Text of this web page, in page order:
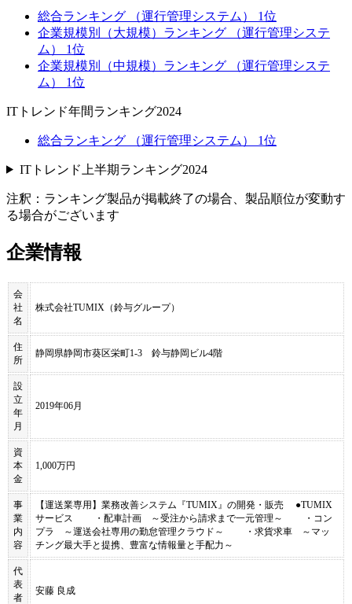
総合ランキング （運行管理システム） 1位
企業規模別（大規模）ランキング （運行管理システ
ム） 1位
企業規模別（中規模）ランキング （運行管理システ
ム） 1位
ITトレンド年間ランキング2024
総合ランキング （運行管理システム） 1位
ITトレンド上半期ランキング2024
注釈：ランキング製品が掲載終了の場合、製品順位が変動す
る場合がございます
企業情報
会
社
名
株式会社TUMIX（鈴与グループ）
住
所
静岡県静岡市葵区栄町1-3 鈴与静岡ビル4階
設
立
年
月
2019年06月
資
本
金
1,000万円
事
業
内
容
【運送業専用】業務改善システム『TUMIX』の開発・販売 ●TUMIX
サービス ・配車計画 ～受注から請求まで一元管理～ ・コン
プラ ～運送会社専用の勤怠管理クラウド～ ・求貨求車 ～マッ
チング最大手と提携、豊富な情報量と手配力～
代
表
者
安藤 良成